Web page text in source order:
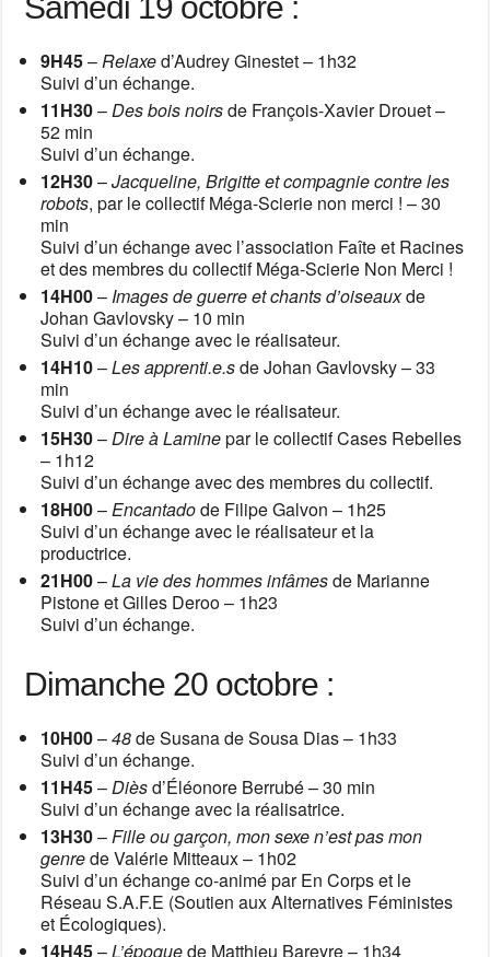
9H45–Relaxed’Audrey Ginestet – 1h32
Suivi d’un échange.
11H30–Des bois noirsde François-Xavier Drouet –
52 min
Suivi d’un échange.
12H30–Jacqueline, Brigitte et compagnie contre les
robots, par le collectif Méga-Scierie non merci ! – 30
min
Suivi d’un échange avec l’association Faîte et Racines
et des membres du collectif Méga-Scierie Non Merci !
14H00– Images de guerre et chants d’oiseauxde
Johan Gavlovsky – 10 min
Suivi d’un échange avec le réalisateur.
14H10–Les apprenti.e.sde Johan Gavlovsky – 33
min
Suivi d’un échange avec le réalisateur.
15H30–Dire à Laminepar le collectif Cases Rebelles
– 1h12
Suivi d’un échange avec des membres du collectif.
18H00–Encantadode Filipe Galvon – 1h25
Suivi d’un échange avec le réalisateur et la
productrice.
21H00–La vie des hommes infâmesde Marianne
Pistone et Gilles Deroo – 1h23
Suivi d’un échange.
Dimanche 20 octobre :
10H00–48de Susana de Sousa Dias – 1h33
Suivi d’un échange.
11H45–Dièsd’Éléonore Berrubé – 30 min
Suivi d’un échange avec la réalisatrice.
13H30–Fille ou garçon, mon sexe n’est pas mon
genrede Valérie Mitteaux – 1h02
Suivi d’un échange co-animé par En Corps et le
Réseau S.A.F.E (Soutien aux Alternatives Féministes
et Écologiques).
14H45–L’époquede Matthieu Bareyre – 1h34